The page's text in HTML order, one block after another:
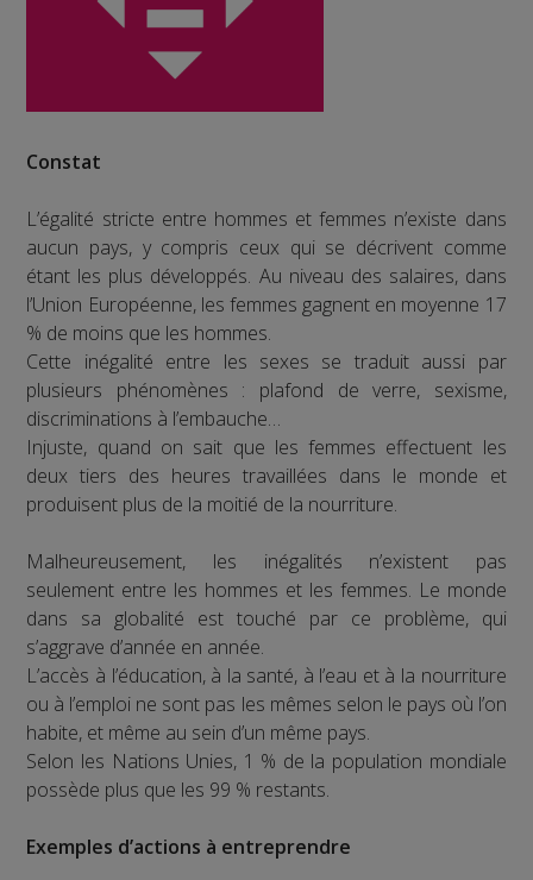
Constat
L’égalité stricte entre hommes et femmes n’existe dans
aucun pays, y compris ceux qui se décrivent comme
étant les plus développés. Au niveau des salaires, dans
l’Union Européenne, les femmes gagnent en moyenne 17
% de moins que les hommes.
Cette inégalité entre les sexes se traduit aussi par
plusieurs phénomènes : plafond de verre, sexisme,
discriminations à l’embauche…
Injuste, quand on sait que les femmes effectuent les
deux tiers des heures travaillées dans le monde et
produisent plus de la moitié de la nourriture.
Malheureusement, les inégalités n’existent pas
seulement entre les hommes et les femmes. Le monde
dans sa globalité est touché par ce problème, qui
s’aggrave d’année en année.
L’accès à l’éducation, à la santé, à l’eau et à la nourriture
ou à l’emploi ne sont pas les mêmes selon le pays où l’on
habite, et même au sein d’un même pays.
Selon les Nations Unies, 1 % de la population mondiale
possède plus que les 99 % restants.
Exemples d’actions à entreprendre